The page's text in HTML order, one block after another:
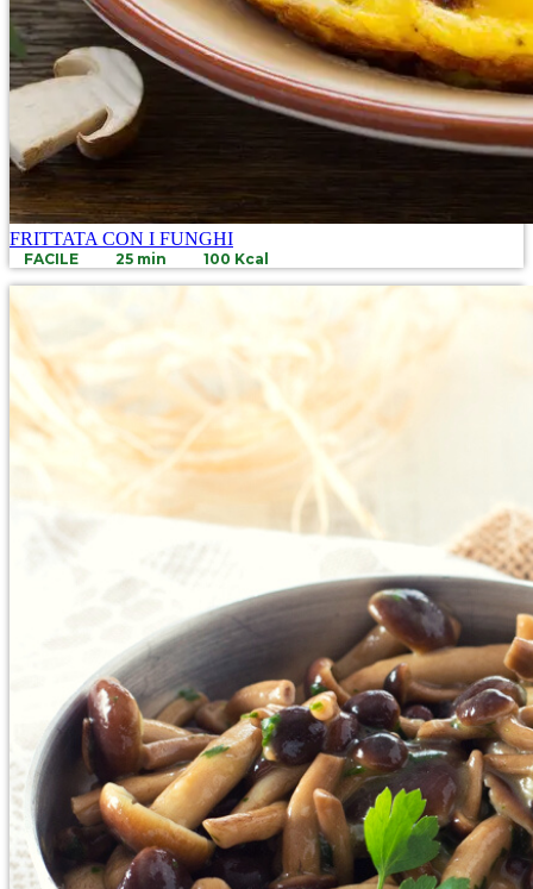
FRITTATA CON I FUNGHI
FACILE 25 min 100 Kcal